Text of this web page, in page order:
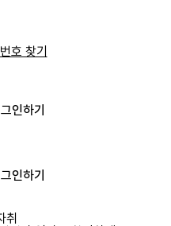
호 찾기
인하기
인하기
취